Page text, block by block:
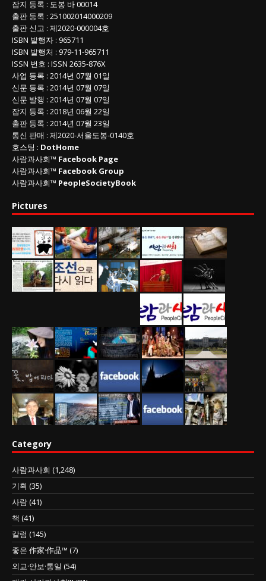
잡지 등록 : 도봉 바 00014
출판 등록 : 251002014000209
출판 신고 : 제2020-000004호
ISBN 발행자 : 965711
ISBN 발행처 : 979-11-965711
ISSN 번호 : ISSN 2635-876X
사업 등록 : 2014년 07월 01일
신문 등록 : 2014년 07월 07일
신문 발행 : 2014년 07월 07일
잡지 등록 : 2018년 06월 22일
출판 등록 : 2014년 07월 23일
통신 판매 : 제2020-서울도봉-0140호
호스팅 : DotHome
사람과사회™ Facebook Page
사람과사회™ Facebook Group
사람과사회™ PeopleSocietyBook
Pictures
Category
사람과사회 (1,248)
기획 (35)
사람(41)
책 (41)
칼럼 (145)
좋은 作家·作品™ (7)
외교·안보·통일 (54)